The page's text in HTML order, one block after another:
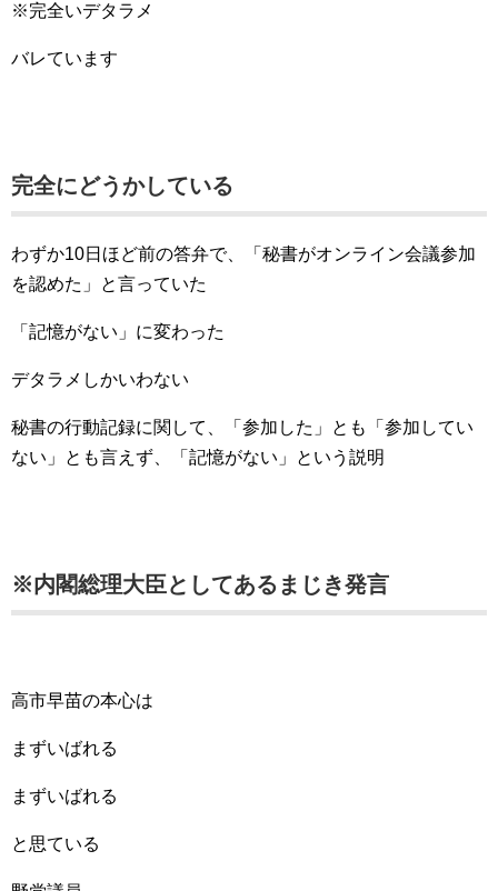
※完全いデタラメ
バレています
完全にどうかしている
わずか10日ほど前の答弁で、「秘書がオンライン会議参加
を認めた」と言っていた
「記憶がない」に変わった
デタラメしかいわない
秘書の行動記録に関して、「参加した」とも「参加してい
ない」とも言えず、「記憶がない」という説明
※内閣総理大臣としてあるまじき発言
高市早苗の本心は
まずいばれる
まずいばれる
と思ている